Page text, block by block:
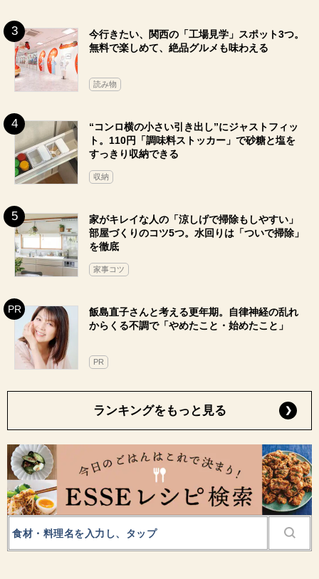
今行きたい、関西の「工場見学」スポット3つ。
無料で楽しめて、絶品グルメも味わえる
読み物
“コンロ横の小さい引き出し”にジャストフィッ
ト。110円「調味料ストッカー」で砂糖と塩を
すっきり収納できる
収納
家がキレイな人の「涼しげで掃除もしやすい」
部屋づくりのコツ5つ。水回りは「ついで掃除」
を徹底
家事コツ
飯島直子さんと考える更年期。自律神経の乱れ
からくる不調で「やめたこと・始めたこと」
PR
ランキングをもっと見る